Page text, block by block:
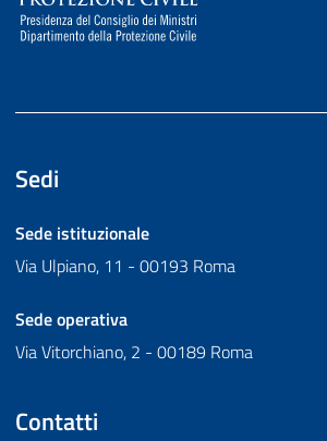
Sedi
Sede istituzionale
Via Ulpiano, 11 - 00193 Roma
Sede operativa
Via Vitorchiano, 2 - 00189 Roma
Contatti